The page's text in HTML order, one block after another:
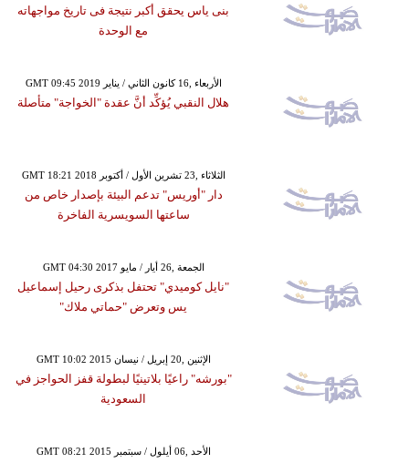
بنى ياس يحقق أكبر نتيجة فى تاريخ مواجهاته
مع الوحدة
GMT 09:45 2019 الأربعاء ,16 كانون الثاني / يناير
هلال النقبي يُؤكِّد أنَّ عقدة "الخواجة" متأصلة
GMT 18:21 2018 الثلاثاء ,23 تشرين الأول / أكتوبر
دار "أوريس" تدعم البيئة بإصدار خاص من
ساعتها السويسرية الفاخرة
GMT 04:30 2017 الجمعة ,26 أيار / مايو
"نايل كوميدي" تحتفل بذكرى رحيل إسماعيل
يس وتعرض "حماتي ملاك"
GMT 10:02 2015 الإثنين ,20 إبريل / نيسان
"بورشه" راعيًا بلاتينيًا لبطولة قفز الحواجز في
السعودية
GMT 08:21 2015 الأحد ,06 أيلول / سبتمبر